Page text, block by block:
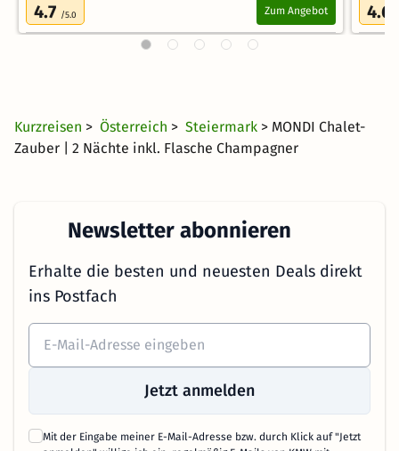
4.7 /5.0 Zum Angebot 4.6
Kurzreisen > Österreich > Steiermark > MONDI Chalet-
Zauber | 2 Nächte inkl. Flasche Champagner
Newsletter abonnieren
Erhalte die besten und neuesten Deals direkt
ins Postfach
Jetzt anmelden
Mit der Eingabe meiner E-Mail-Adresse bzw. durch Klick auf "Jetzt